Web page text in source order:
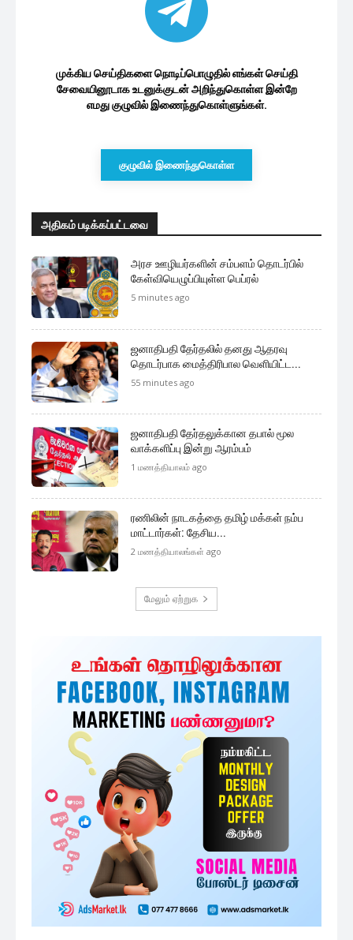
முக்கிய செய்திகளை நொடிப்பொழுதில் எங்கள் செய்தி
சேவையினூடாக உடனுக்குடன் அறிந்துகொள்ள இன்றே
எமது குழுவில் இணைந்துகொள்ளுங்கள்.
குழுவில் இணைந்துகொள்ள
அதிகம் படிக்கப்பட்டவை
அரச ஊழியர்களின் சம்பளம் தொடர்பில்
கேள்வியெழுப்பியுள்ள பெப்ரல்
5 minutes ago
ஜனாதிபதி தேர்தலில் தனது ஆதரவு
தொடர்பாக மைத்திரிபால வெளியிட்ட...
55 minutes ago
ஜனாதிபதி தேர்தலுக்கான தபால் மூல
வாக்களிப்பு இன்று ஆரம்பம்
1 மணத்தியாலம் ago
ரணிலின் நாடகத்தை தமிழ் மக்கள் நம்ப
மாட்டார்கள்: தேசிய...
2 மணத்தியாலங்கள் ago
மேலும் ஏற்றுக